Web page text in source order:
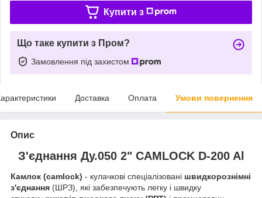
Купити з
Що таке купити з Пром?
Замовлення під захистом
Доставка Оплата Умови повернення
Опис
З'єднання Ду.050 2" CAMLOCK D-200 Al
Камлок (camlock) - кулачкові спеціалізовані швидкорознімні
з'єднання (ШРЗ), які забезпечують легку і швидку